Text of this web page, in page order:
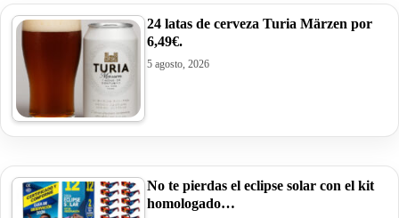
24 latas de cerveza Turia Märzen por
6,49€.
5 agosto, 2026
No te pierdas el eclipse solar con el kit
homologado…